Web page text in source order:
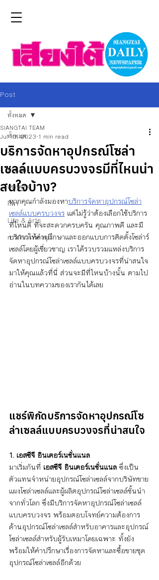
Post
ทั้งหมด
ข่าว
การเมือง
เศรษฐกิจ
กีฬา
Life & Arts
การเงิน การลงทุน
ทั้งหมด
บริการจัดหาอุปกรณ์โซล่า
เซลล์แบบครบวงจรมีที่ไหนน่า
สนใจบ้าง?
SIANGTAI TEAM
Jul 13, 2023 1 min read
หากคุณกำลังมองหาบริการจัดหาอุปกรณ์โซล่า
เซลล์แบบครบวงจร แต่ไม่รู้ว่าต้องเลือกใช้บริการ
ที่ไหนดี ที่จะสะดวกครบครัน คุณภาพดี และมี
บริการให้คำปรึกษาและออกแบบการติดตั้งโซล่าร์
เซลล์โดยผู้เชี่ยวชาญ เราได้รวบรวมแหล่งบริการ
จัดหาอุปกรณ์โซล่าเซลล์แบบครบวงจรที่น่าสนใจ
มาให้คุณแล้วที่นี่ ส่วนจะมีที่ไหนบ้างนั้น ตามไป
อ่านในบทความของเรากันได้เลย
แชร์พิกัดบริการจัดหาอุปกรณ์โซ
ล่าเซลล์แบบครบวงจรที่น่าสนใจ
1. เอสซีจี อินเตอร์เนชั่นแนล
มาเริ่มกันที่ เอสซีจี อินเตอร์เนชั่นแนล ซึ่งเป็น
ตัวแทนจำหน่ายอุปกรณ์โซล่าเซลล์จากบริษัทขาย
แผงโซล่าเซลล์และผู้ผลิตอุปกรณ์โซล่าเซลล์ชั้นนำ
จากทั่วโลก ซึ่งมีบริการจัดหาอุปกรณ์โซล่าเซลล์
แบบครบวงจร พร้อมตอบโจทย์ความต้องการ
ด้านอุปกรณ์โซล่าเซลล์สำหรับอาคารและอุปกรณ์
โซล่าเซลล์สำหรับผู้รับเหมาโดยเฉพาะ ทั้งยัง
พร้อมให้คำปรึกษาเรื่องการจัดหาและซื้อขายชุด
อุปกรณ์โซล่าเซลล์อีกด้วย